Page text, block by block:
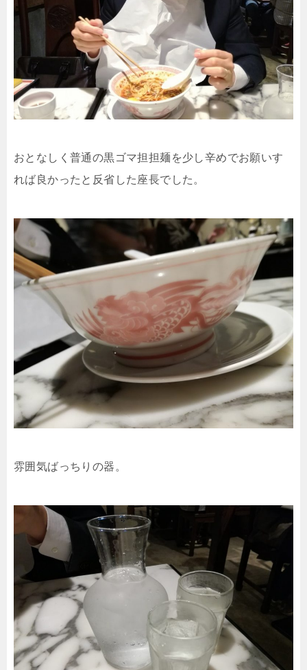
おとなしく普通の黒ゴマ担担麺を少し辛めでお願いす
れば良かったと反省した座長でした。
雰囲気ばっちりの器。